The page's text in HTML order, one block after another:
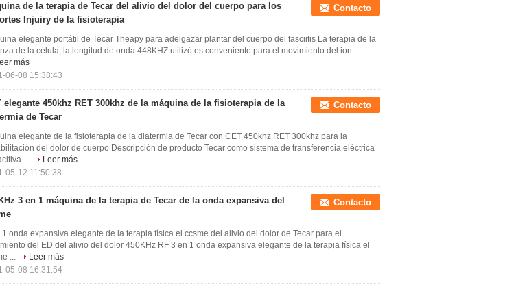
de la terapia de Tecar del alivio del dolor del cuerpo para los
Injuiry de la fisioterapia
Contacto
elegante portátil de Tecar Theapy para adelgazar plantar del cuerpo del fasciitis La terapia de la
de la célula, la longitud de onda 448KHZ utilizó es conveniente para el movimiento del ion ...
más
06-08 15:38:43
elegante 450khz RET 300khz de la máquina de la fisioterapia de la
de Tecar
Contacto
elegante de la fisioterapia de la diatermia de Tecar con CET 450khz RET 300khz para la
del dolor de cuerpo Descripción de producto Tecar como sistema de transferencia eléctrica
...
Leer más
05-12 11:50:38
3 en 1 máquina de la terapia de Tecar de la onda expansiva del
Contacto
1 onda expansiva elegante de la terapia física el ccsme del alivio del dolor de Tecar para el
del ED del alivio del dolor 450KHz RF 3 en 1 onda expansiva elegante de la terapia física el
...
Leer más
05-08 16:31:54